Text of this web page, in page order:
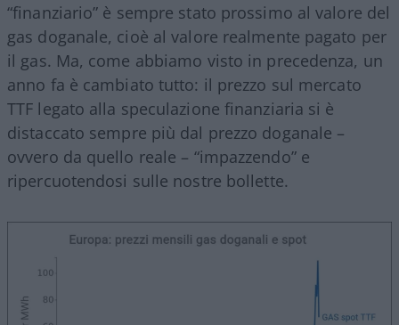
“finanziario” è sempre stato prossimo al valore del
gas doganale, cioè al valore realmente pagato per
il gas. Ma, come abbiamo visto in precedenza, un
anno fa è cambiato tutto: il prezzo sul mercato
TTF legato alla speculazione finanziaria si è
distaccato sempre più dal prezzo doganale –
ovvero da quello reale – “impazzendo” e
ripercuotendosi sulle nostre bollette.